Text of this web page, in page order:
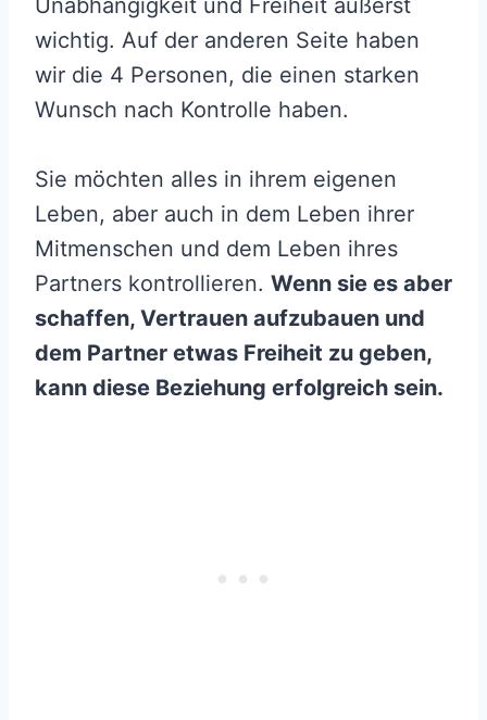
wichtig. Auf der anderen Seite haben
wir die 4 Personen, die einen starken
Wunsch nach Kontrolle haben.
Sie möchten alles in ihrem eigenen
Leben, aber auch in dem Leben ihrer
Mitmenschen und dem Leben ihres
Partners kontrollieren. Wenn sie es aber
schaffen, Vertrauen aufzubauen und
dem Partner etwas Freiheit zu geben,
kann diese Beziehung erfolgreich sein.